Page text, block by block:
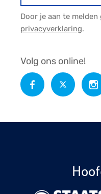
Door je aan te
privacyverklaring.
Volg ons online!